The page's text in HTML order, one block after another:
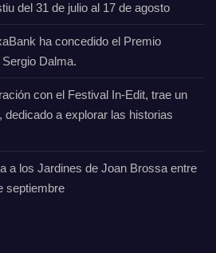
del 31 de julio al 17 de agosto
ha concedido el Premio
Dalma.
con el Festival In-Edit, trae un
a explorar las historias
a los Jardines de Joan Brossa entre
septiembre